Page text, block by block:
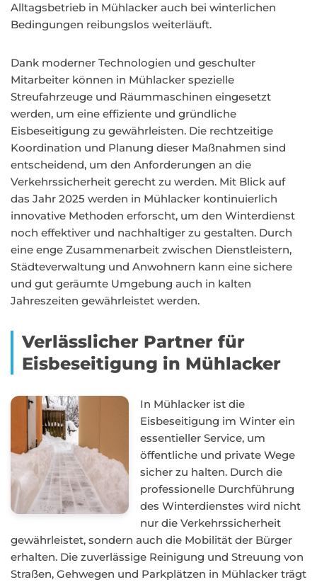
Alltagsbetrieb in Mühlacker auch bei winterlichen
Bedingungen reibungslos weiterläuft.
Dank moderner Technologien und geschulter
Mitarbeiter können in Mühlacker spezielle
Streufahrzeuge und Räummaschinen eingesetzt
werden, um eine effiziente und gründliche
Eisbeseitigung zu gewährleisten. Die rechtzeitige
Koordination und Planung dieser Maßnahmen sind
entscheidend, um den Anforderungen an die
Verkehrssicherheit gerecht zu werden. Mit Blick auf
das Jahr 2025 werden in Mühlacker kontinuierlich
innovative Methoden erforscht, um den Winterdienst
noch effektiver und nachhaltiger zu gestalten. Durch
eine enge Zusammenarbeit zwischen Dienstleistern,
Städteverwaltung und Anwohnern kann eine sichere
und gut geräumte Umgebung auch in kalten
Jahreszeiten gewährleistet werden.
Verlässlicher Partner für
Eisbeseitigung in Mühlacker
In Mühlacker ist die
Eisbeseitigung im Winter ein
essentieller Service, um
öffentliche und private Wege
sicher zu halten. Durch die
professionelle Durchführung
des Winterdienstes wird nicht
nur die Verkehrssicherheit
gewährleistet, sondern auch die Mobilität der Bürger
erhalten. Die zuverlässige Reinigung und Streuung von
Straßen, Gehwegen und Parkplätzen in Mühlacker trägt